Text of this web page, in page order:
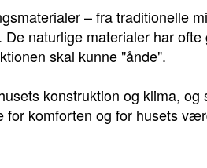
– fra traditionelle
naturlige materialer har
skal kunne "ånde".
konstruktion og klima,
for komforten og for husets